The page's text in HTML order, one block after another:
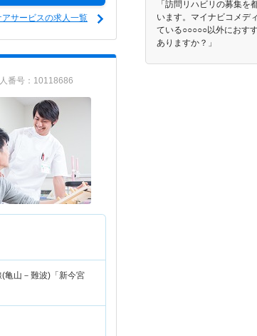
サービスの求人一覧
番号：10118686
亀山－難波)「新今宮
「訪問リハビリの募集を
います。マイナビコメデ
ている○○○○○以外におす
ありますか？」